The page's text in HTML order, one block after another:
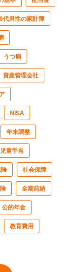
代男性の家計簿
うつ病
資産管理会社
NISA
年末調整
児童手当
社会保障
全期前納
公的年金
教育費用